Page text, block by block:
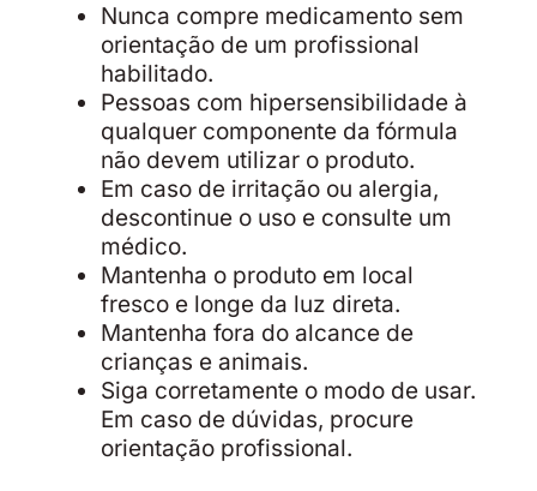
Nunca compre medicamento sem
orientação de um profissional
habilitado.
Pessoas com hipersensibilidade à
qualquer componente da fórmula
não devem utilizar o produto.
Em caso de irritação ou alergia,
descontinue o uso e consulte um
médico.
Mantenha o produto em local
fresco e longe da luz direta.
Mantenha fora do alcance de
crianças e animais.
Siga corretamente o modo de usar.
Em caso de dúvidas, procure
orientação profissional.